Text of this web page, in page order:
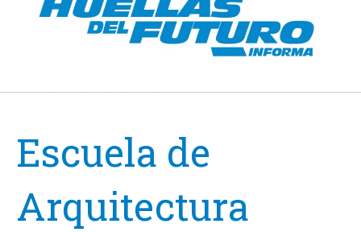
Escuela de
Arquitectura